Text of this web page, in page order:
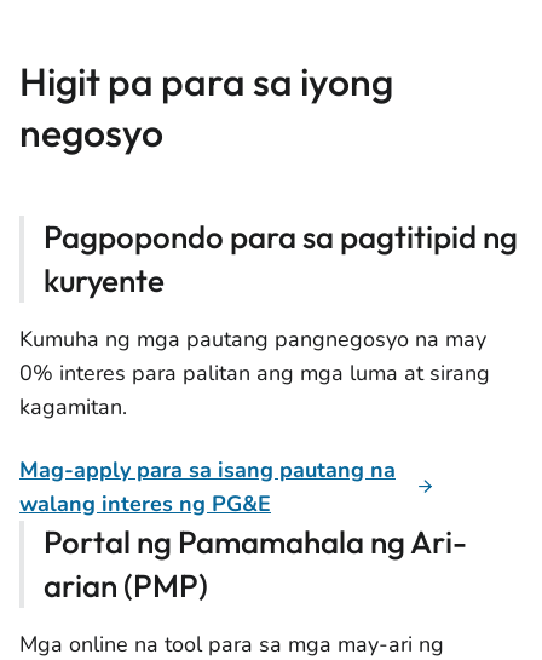
Higit pa para sa iyong
negosyo
Pagpopondo para sa pagtitipid ng
kuryente
Kumuha ng mga pautang pangnegosyo na may
0% interes para palitan ang mga luma at sirang
kagamitan.
Mag-apply para sa isang pautang na
walang interes ng PG&E
Portal ng Pamamahala ng Ari-
arian (PMP)
Mga online na tool para sa mga may-ari ng